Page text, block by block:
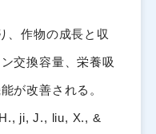
、作物の成長と収
交換容量、栄養吸
が改善される。
ji, J., liu, X., &